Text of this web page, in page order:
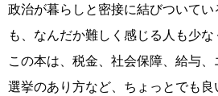
政治が暮らしと密接に結びついて
も、なんだか難しく感じる人も少な
この本は、税金、社会保障、給与、
選挙のあり方など、ちょっとでも